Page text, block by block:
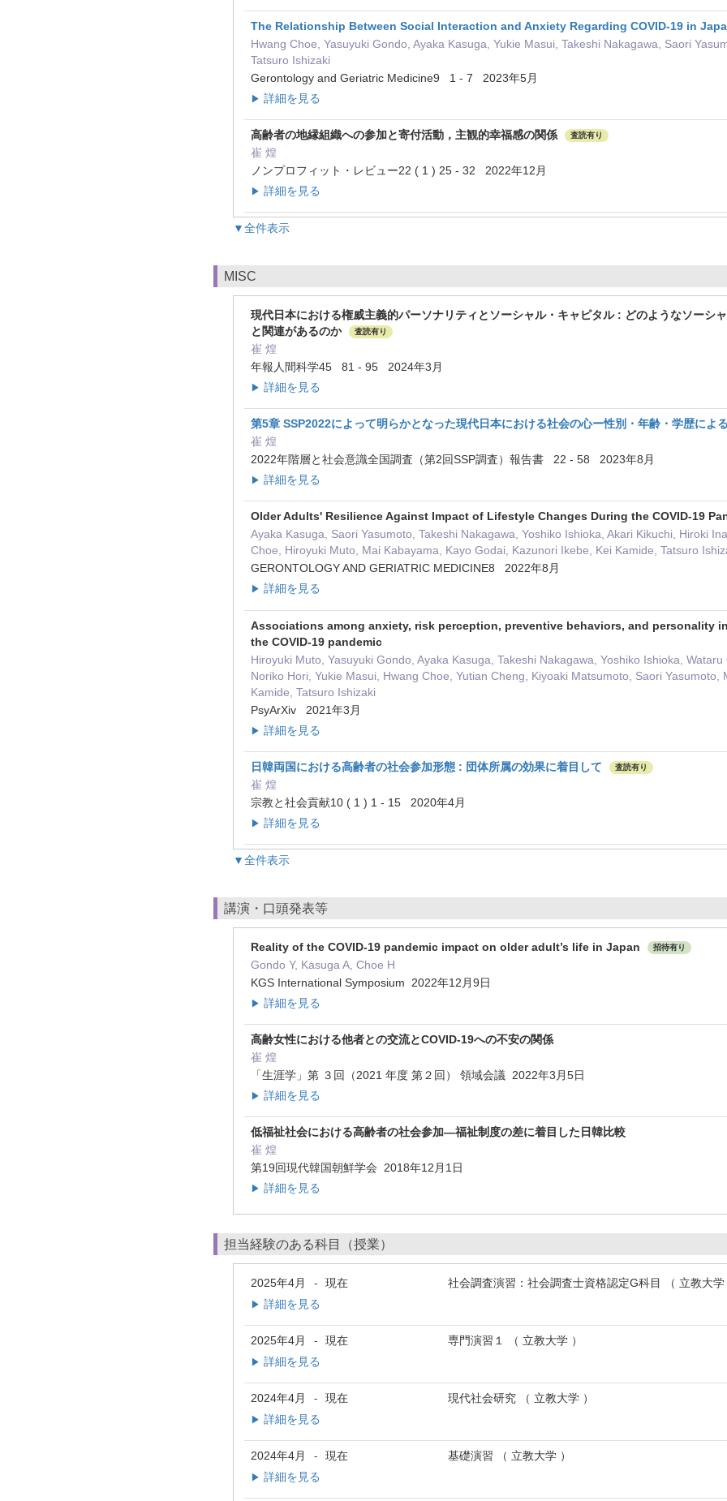
The Relationship Between Social Interaction and Anxiety Regarding COVID-19 in
Hwang Choe, Yasuyuki Gondo, Ayaka Kasuga, Yukie Masui, Takeshi Nakagawa, Saori
Tatsuro Ishizaki
Gerontology and Geriatric Medicine9 1 - 7 2023年5月
▶ 詳細を見る
高齢者の地縁組織への参加と寄付活動，主観的幸福感の関係 査読有り
崔 煌
ノンプロフィット・レビュー22 ( 1 ) 25 - 32 2022年12月
▶ 詳細を見る
▼全件表示
MISC
現代日本における権威主義的パーソナリティとソーシャル・キャピタル : どのようなソーシ
と関連があるのか
査読有り
崔 煌
年報人間科学45 81 - 95 2024年3月
▶ 詳細を見る
第5章 SSP2022によって明らかとなった現代日本における社会の心ー性別・年齢・学歴によ
崔 煌
2022年階層と社会意識全国調査（第2回SSP調査）報告書 22 - 58 2023年8月
▶ 詳細を見る
Older Adults' Resilience Against Impact of Lifestyle Changes During the COVID-19
Ayaka Kasuga, Saori Yasumoto, Takeshi Nakagawa, Yoshiko Ishioka, Akari Kikuchi, Hiroki
Choe, Hiroyuki Muto, Mai Kabayama, Kayo Godai, Kazunori Ikebe, Kei Kamide, Tatsuro
GERONTOLOGY AND GERIATRIC MEDICINE8 2022年8月
▶ 詳細を見る
Associations among anxiety, risk perception, preventive behaviors, and personality
the COVID-19 pandemic
Hiroyuki Muto, Yasuyuki Gondo, Ayaka Kasuga, Takeshi Nakagawa, Yoshiko Ishioka,
Noriko Hori, Yukie Masui, Hwang Choe, Yutian Cheng, Kiyoaki Matsumoto, Saori
Kamide, Tatsuro Ishizaki
PsyArXiv 2021年3月
▶ 詳細を見る
日韓両国における高齢者の社会参加形態 : 団体所属の効果に着目して 査読有り
崔 煌
宗教と社会貢献10 ( 1 ) 1 - 15 2020年4月
▶ 詳細を見る
▼全件表示
講演・口頭発表等
Reality of the COVID-19 pandemic impact on older adult’s life in Japan 招待有り
Gondo Y, Kasuga A, Choe H
KGS International Symposium 2022年12月9日
▶ 詳細を見る
高齢女性における他者との交流とCOVID-19への不安の関係
崔 煌
「生涯学」第 ３回（2021 年度 第２回） 領域会議 2022年3月5日
▶ 詳細を見る
低福祉社会における高齢者の社会参加―福祉制度の差に着目した日韓比較
崔 煌
第19回現代韓国朝鮮学会 2018年12月1日
▶ 詳細を見る
担当経験のある科目（授業）
2025年4月 - 現在 社会調査演習：社会調査士資格認定G科目 （ 立教大学
▶ 詳細を見る
2025年4月 - 現在 専門演習１ （ 立教大学 ）
▶ 詳細を見る
2024年4月 - 現在 現代社会研究 （ 立教大学 ）
▶ 詳細を見る
2024年4月 - 現在 基礎演習 （ 立教大学 ）
▶ 詳細を見る